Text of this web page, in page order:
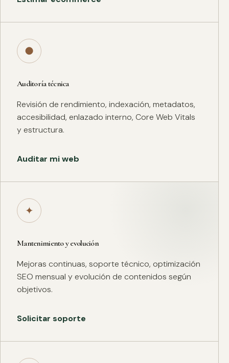
●
Auditoría técnica
Revisión de rendimiento, indexación, metadatos,
accesibilidad, enlazado interno, Core Web Vitals
y estructura.
Auditar mi web
✦
Mantenimiento y evolución
Mejoras continuas, soporte técnico, optimización
SEO mensual y evolución de contenidos según
objetivos.
Solicitar soporte